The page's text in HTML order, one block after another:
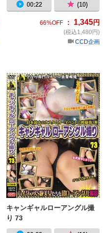
00:22 (10)
66%OFF： 1,345円
(税込1,480円)
CCD企画
キャンギャルローアングル撮り 72キ
キャンギャルローアングル撮
り 73